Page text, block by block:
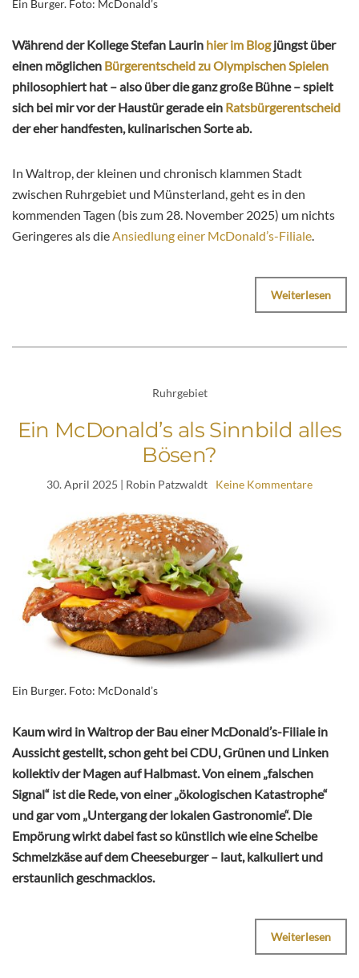
Ein Burger. Foto: McDonald’s
Während der Kollege Stefan Laurin hier im Blogjüngst über
einen möglichen Bürgerentscheid zu Olympischen Spielen
philosophiert hat – also über die ganz große Bühne – spielt
sich bei mir vor der Haustür gerade ein Ratsbürgerentscheid
der eher handfesten, kulinarischen Sorte ab.
In Waltrop, der kleinen und chronisch klammen Stadt
zwischen Ruhrgebiet und Münsterland, geht es in den
kommenden Tagen (bis zum 28. November 2025) um nichts
Geringeres als dieAnsiedlung einer McDonald’s-Filiale.
Weiterlesen
Ruhrgebiet
Ein McDonald’s als Sinnbild alles
Bösen?
30. April 2025 | Robin Patzwaldt Keine Kommentare
Ein Burger. Foto: McDonald’s
Kaum wird in Waltrop der Bau einer McDonald’s-Filiale in
Aussicht gestellt, schon geht bei CDU, Grünen und Linken
kollektiv der Magen auf Halbmast. Von einem „falschen
Signal“ ist die Rede, von einer „ökologischen Katastrophe“
und gar vom „Untergang der lokalen Gastronomie“. Die
Empörung wirkt dabei fast so künstlich wie eine Scheibe
Schmelzkäse auf dem Cheeseburger – laut, kalkuliert und
erstaunlich geschmacklos.
Weiterlesen